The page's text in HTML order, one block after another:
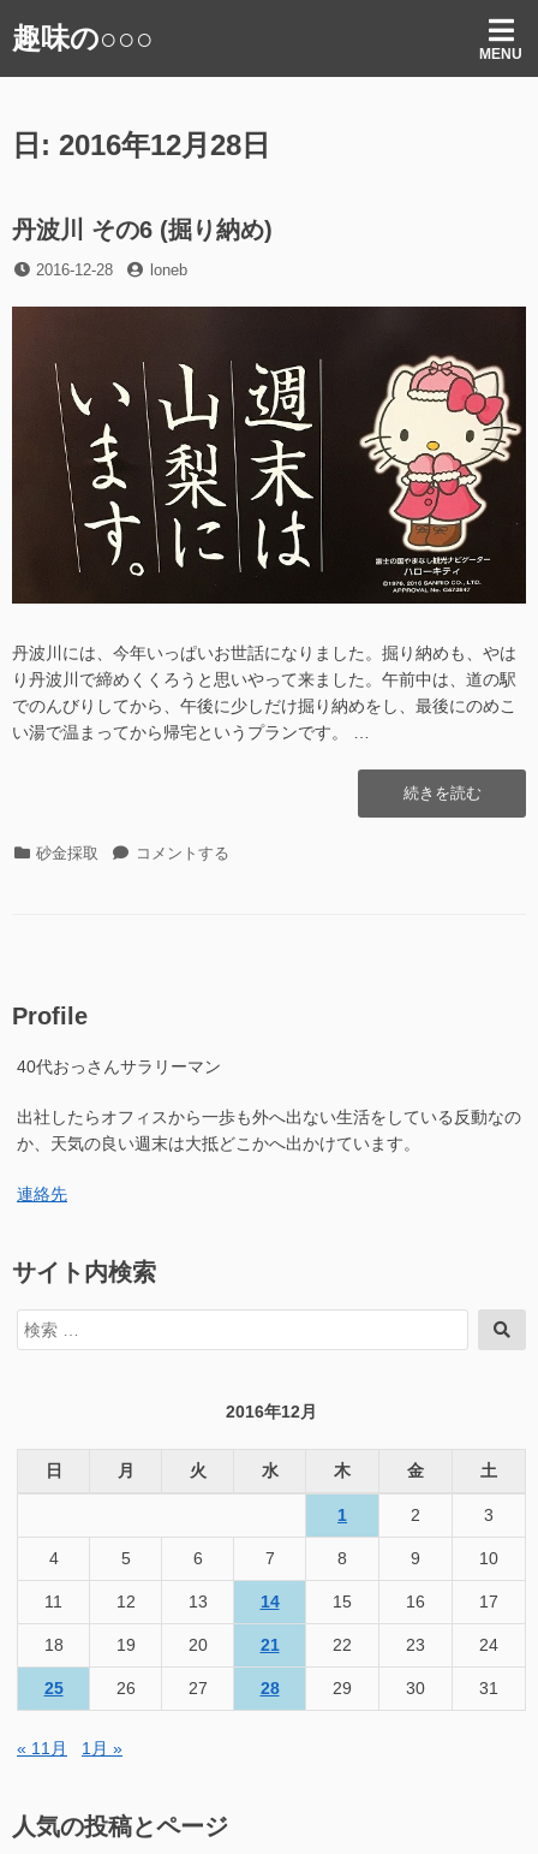
ン
ッ
趣味の○○○ MENU
日: 2016年12月28日
丹波川 その6 (掘り納め)
投
2016-12-28
投loneb
丹波川には、今年いっぱいお世話になりました。掘り納めも、やは
り丹波川で締めくくろうと思いやって来ました。午前中は、道の駅
でのんびりしてから、午後に少しだけ掘り納めをし、最後にのめこ
い湯で温まってから帰宅というプランです。 …
“丹
波
続きを読む
カ 砂金採取
丹
め)
コメントする
Profile
40代おっさんサラリーマン
出社したらオフィスから一歩も外へ出ない生活をしている反動なの
か、天気の良い週末は大抵どこかへ出かけています。
連絡先
サイト内検索
検
索
索
2016年12月
日 月 火 水 木 金 土
1 2 3
4 5 6 7 8 9 10
11 12 13 14 15 16 17
18 19 20 21 22 23 24
25 26 27 28 29 30 31
« 11月 1月 »
人気の投稿とページ